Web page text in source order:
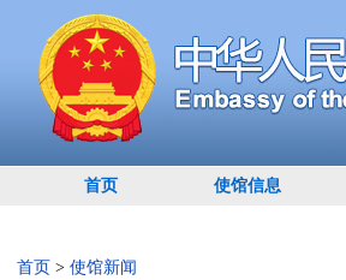
首页 使馆信息
首页 > 使馆新闻